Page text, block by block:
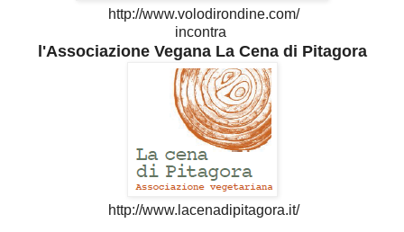
http://www.volodirondine.com/
incontra
l'Associazione Vegana La Cena di Pitagora
http://www.lacenadipitagora.it/